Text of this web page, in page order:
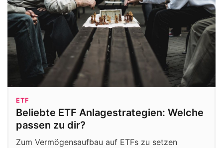
ETF
Beliebte ETF Anlagestrategien: Welche
passen zu dir?
Zum Vermögensaufbau auf ETFs zu setzen